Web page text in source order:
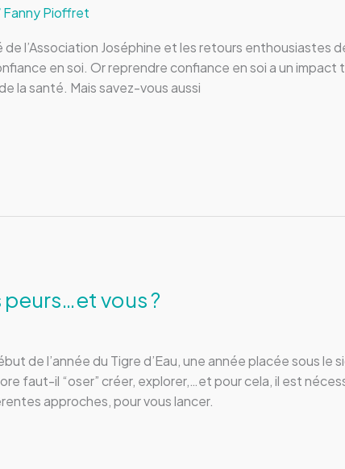
Fanny Pioffret
de l’Association Joséphine et les retours enthousiastes
en soi. Or reprendre confiance en soi a un impact
la santé. Mais savez-vous aussi
vous ?
de l’année du Tigre d’Eau, une année placée sous le
faut-il “oser” créer, explorer,…et pour cela, il est
approches, pour vous lancer.